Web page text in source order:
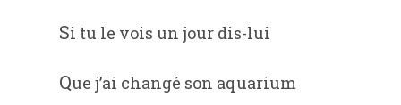
Si tu le vois un jour dis-lui
Que j’ai changé son aquarium